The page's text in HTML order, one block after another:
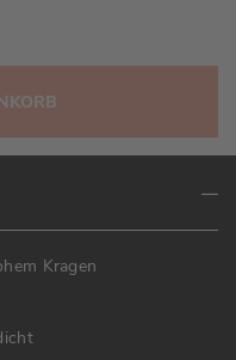
Kragen